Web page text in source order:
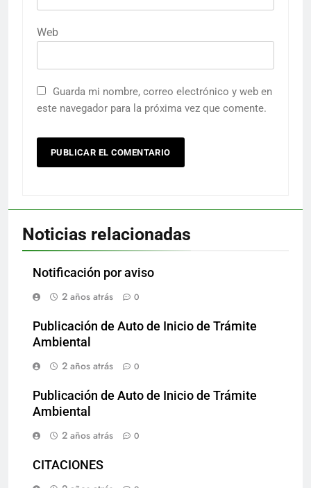
Web
Guarda mi nombre, correo electrónico y web en
este navegador para la próxima vez que comente.
Noticias relacionadas
Notificación por aviso
2 años atrás
0
Publicación de Auto de Inicio de Trámite
Ambiental
2 años atrás
0
Publicación de Auto de Inicio de Trámite
Ambiental
2 años atrás
0
CITACIONES